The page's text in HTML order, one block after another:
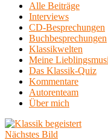
Alle Beiträge
Interviews
CD-Besprechungen
Buchbesprechungen
Klassikwelten
Meine
Das Klassik-Quiz
Kommentare
Autorenteam
Über mich
Nächstes Bild